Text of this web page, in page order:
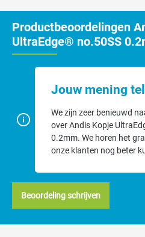
Productbeoordelingen
UltraEdge® no.50SS
Jouw mening
We zijn zeer benieuwd
over Andis Kopje
0.2mm. We horen het
onze klanten nog beter
Beoordeling schrijven